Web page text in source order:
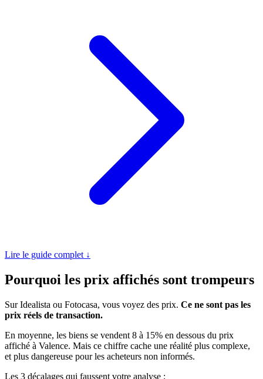
Lire le guide complet ↓
Pourquoi les prix affichés sont trompeurs
Sur Idealista ou Fotocasa, vous voyez des prix. Ce ne sont pas les
prix réels de transaction.
En moyenne, les biens se vendent 8 à 15% en dessous du prix
affiché à Valence. Mais ce chiffre cache une réalité plus complexe,
et plus dangereuse pour les acheteurs non informés.
Les 3 décalages qui faussent votre analyse :